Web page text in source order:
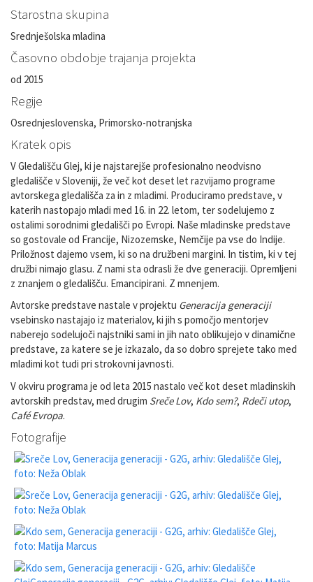
Starostna skupina
Srednješolska mladina
Časovno obdobje trajanja projekta
od 2015
Regije
Osrednjeslovenska, Primorsko-notranjska
Kratek opis
V Gledališču Glej, ki je najstarejše profesionalno neodvisno
gledališče v Sloveniji, že več kot deset let razvijamo programe
avtorskega gledališča za in z mladimi. Produciramo predstave, v
katerih nastopajo mladi med 16. in 22. letom, ter sodelujemo z
ostalimi sorodnimi gledališči po Evropi. Naše mladinske predstave
so gostovale od Francije, Nizozemske, Nemčije pa vse do Indije.
Priložnost dajemo vsem, ki so na družbeni margini. In tistim, ki v tej
družbi nimajo glasu. Z nami sta odrasli že dve generaciji. Opremljeni
z znanjem o gledališču. Emancipirani. Z mnenjem.
Avtorske predstave nastale v projektu Generacija generaciji
vsebinsko nastajajo iz materialov, ki jih s pomočjo mentorjev
naberejo sodelujoči najstniki sami in jih nato oblikujejo v dinamične
predstave, za katere se je izkazalo, da so dobro sprejete tako med
mladimi kot tudi pri strokovni javnosti.
V okviru programa je od leta 2015 nastalo več kot deset mladinskih
avtorskih predstav, med drugim Sreče Lov, Kdo sem?, Rdeči utop,
Café Evropa.
Fotografije